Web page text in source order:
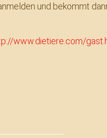
und bekommt
www.dietiere.com/